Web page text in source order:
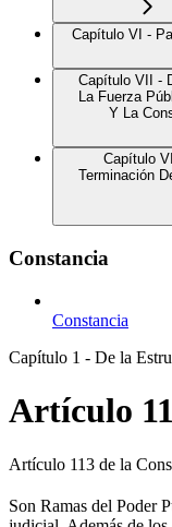
Capítulo VI -
Capítulo VII -
La Fuerza
Y La
Capítulo
Terminación
Constancia
Constancia
Capítulo 1 - De la
Artículo
Artículo 113 de la
Son Ramas del Poder